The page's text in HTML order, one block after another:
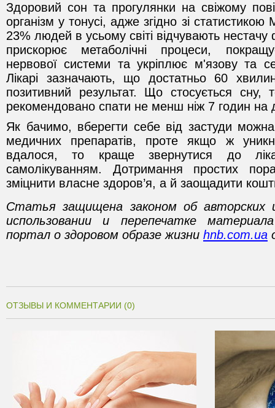
Здоровий сон та прогулянки на свіжому
організм у тонусі, адже згідно зі
23% людей в усьому світі відчувають нестачу
прискорює метаболічні процеси,
нервової системи та укріплює м'язову та
Лікарі зазначають, що достатньо 60
позитивний результат. Що стосується
рекомендовано спати не менш ніж 7 годин на
Як бачимо, вберегти себе від застуди
медичних препаратів, проте якщо ж
вдалося, то краще звернутися до
самолікуванням. Дотримання простих
зміцнити власне здоров’я, а й заощадити
Статья защищена законом об авторских
использовании и перепечатке
портал о здоровом образе жизни hnb.com.ua
ОТЗЫВЫ И КОММЕНТАРИИ (0)